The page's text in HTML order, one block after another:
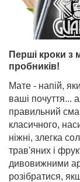
Перші кроки з
пробників!
Мате - напій,
ваші почуття...
правильний
класичного,
ніжні, злегка
трав'яних і
дивовижними
розібратися,